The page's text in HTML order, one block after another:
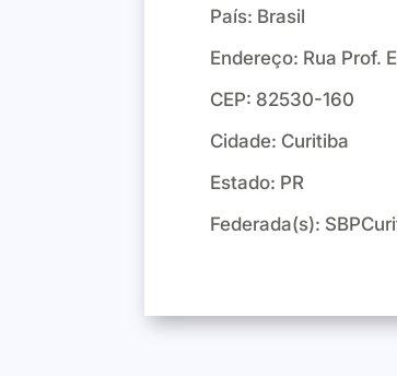
País: Brasil
Endereço: Rua Prof.
CEP: 82530-160
Cidade: Curitiba
Estado: PR
Federada(s):